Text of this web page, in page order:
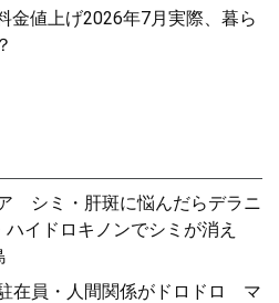
金値上げ2026年7月実際、暮ら
シミ・肝斑に悩んだらデラニ
ハイドロキノンでシミが消え
在員・人間関係がドロドロ マ